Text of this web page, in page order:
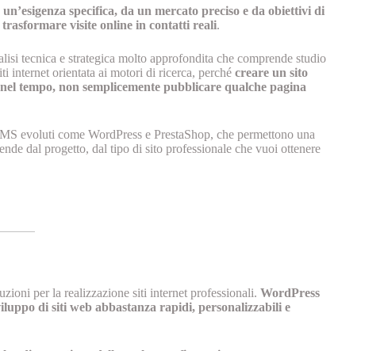
specifica, da un mercato preciso e da obiettivi di
visite online in contatti reali.
tecnica e strategica molto approfondita che comprende studio
internet orientata ai motori di ricerca, perché creare un sito
tempo, non semplicemente pubblicare qualche pagina
evoluti come WordPress e PrestaShop, che permettono una
dal progetto, dal tipo di sito professionale che vuoi ottenere
per la realizzazione siti internet professionali. WordPress
di siti web abbastanza rapidi, personalizzabili e